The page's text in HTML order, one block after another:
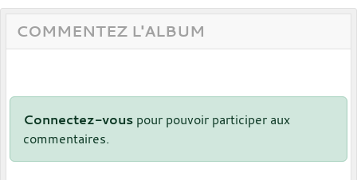
COMMENTEZ L'ALBUM
Connectez-vous pour pouvoir participer aux
commentaires.